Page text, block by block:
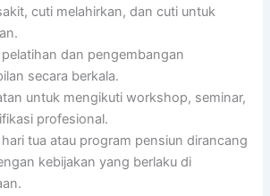
cuti melahirkan, dan cuti untuk
dan pengembangan
secara berkala.
untuk mengikuti workshop, seminar,
profesional.
tua atau program pensiun dirancang
kebijakan yang berlaku di